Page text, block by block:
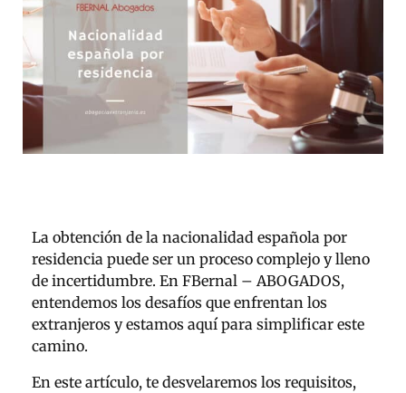
La obtención de la nacionalidad española por
residencia puede ser un proceso complejo y lleno
de incertidumbre. En FBernal – ABOGADOS,
entendemos los desafíos que enfrentan los
extranjeros y estamos aquí para simplificar este
camino.
En este artículo, te desvelaremos los requisitos,